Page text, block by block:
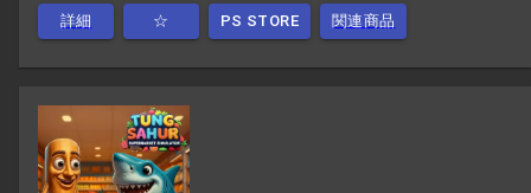
詳細 ☆ PS STORE 関連商品